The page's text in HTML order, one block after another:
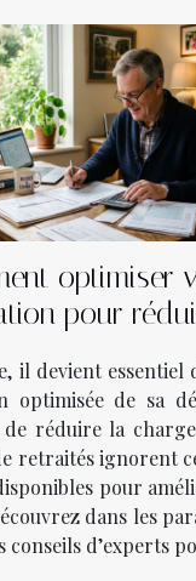
optimiser
pour
il devient essentiel
optimisée de sa
réduire la
retraités ignorent
pour
dans les
conseils d’experts